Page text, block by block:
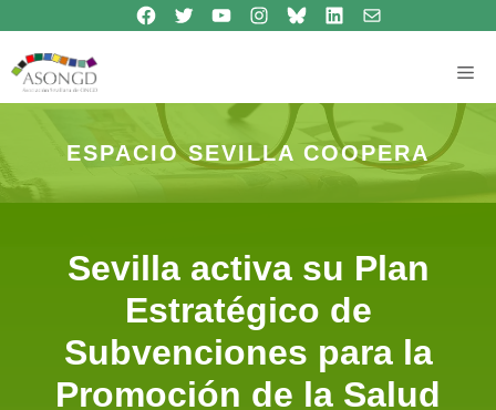
contenido
Síguenos en Facebook
Síguenos en TwitterSíguenos en Youtube
Síguenos en Instagram
Bluesky
Síguenos en Linkedincontacto
ESPACIO SEVILLA COOPERA
Sevilla activa su Plan
Estratégico de
Subvenciones para la
Promoción de la Salud